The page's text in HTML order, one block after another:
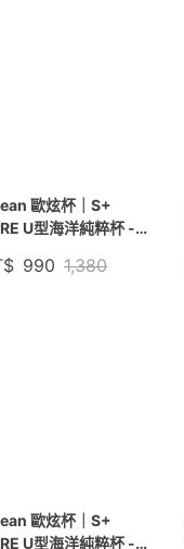
歐炫杯｜S+
U型海洋純粹杯 -
990 1,380
歐炫杯｜S+
U型海洋純粹杯 -